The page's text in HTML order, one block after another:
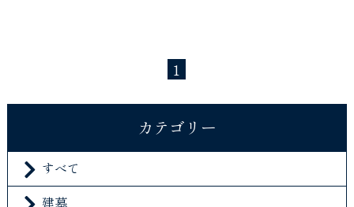
1
カテゴリー
すべて
建墓